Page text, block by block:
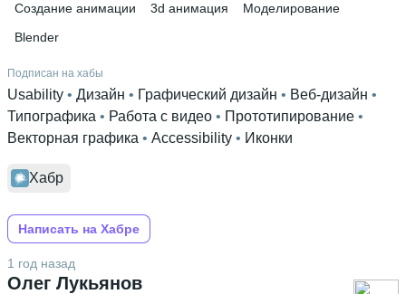
Создание анимации
3d анимация
Моделирование
Blender
Подписан на хабы
Usability • Дизайн • Графический дизайн • Веб-дизайн
Типографика • Работа с видео • Прототипирование
Векторная графика • Accessibility • Иконки
Хабр
Написать на Хабре
Олег Лукьянов
1 год назад